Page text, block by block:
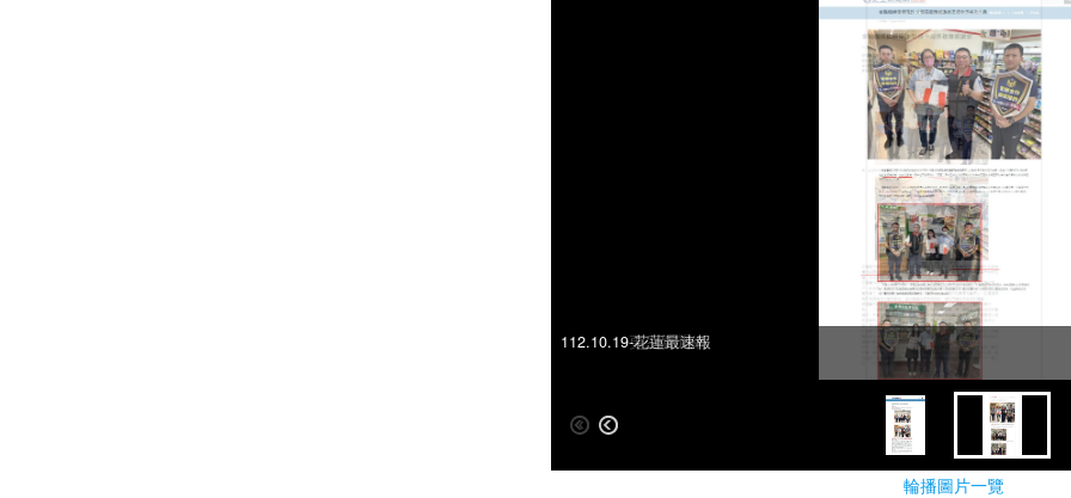
112.10.19更生新聞網
112.10.19-花蓮最速報
輪播圖片一覽